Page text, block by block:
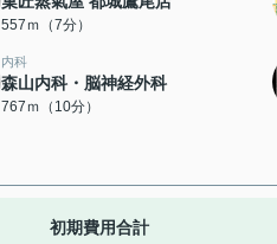
557ｍ（7分）
内科
森山内科・脳神経外科
767ｍ（10分）
初期費用合計